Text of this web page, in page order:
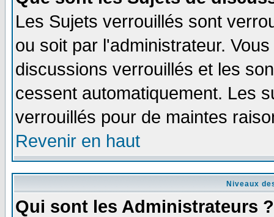
Les Sujets verrouillés sont
ou soit par l'administrateur.
discussions verrouillés et les
cessent automatiquement. Les
verrouillés pour de maintes
Revenir en haut
Niveaux
Qui sont les Administrateurs ?